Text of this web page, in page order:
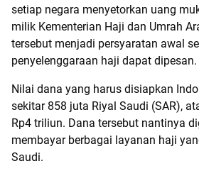
setiap negara menyetorkan uang
milik Kementerian Haji dan Umrah
tersebut menjadi persyaratan awal
penyelenggaraan haji dapat dipesan.
Nilai dana yang harus disiapkan
sekitar 858 juta Riyal Saudi (SAR),
Rp4 triliun. Dana tersebut nantinya
membayar berbagai layanan haji
Saudi.